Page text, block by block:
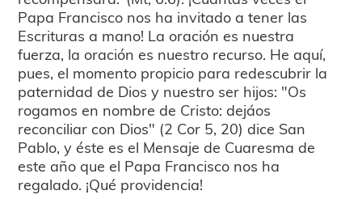
Papa Francisco nos ha invitado a tener las
Escrituras a mano! La oración es nuestra
fuerza, la oración es nuestro recurso. He aquí,
pues, el momento propicio para redescubrir la
paternidad de Dios y nuestro ser hijos: "Os
rogamos en nombre de Cristo: dejáos
reconciliar con Dios" (2 Cor 5, 20) dice San
Pablo, y éste es el Mensaje de Cuaresma de
este año que el Papa Francisco nos ha
regalado. ¡Qué providencia!